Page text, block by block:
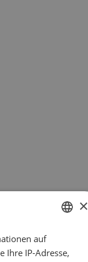
FRENCH
×
auf
Ihre IP-Adresse,